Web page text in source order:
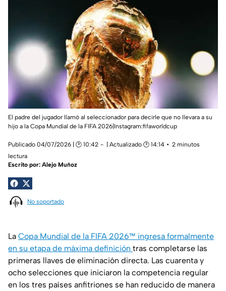
El padre del jugador llamó al seleccionador para decirle que no llevara a su
hijo a la Copa Mundial de la FIFA 2026|Instagram:fifaworldcup
Publicado 04/07/2026 | 🕑 10:42 | Actualizado 🕑 14:14
2 minutos
lectura
Escrito por: Alejo Muñoz
No soportado
La Copa Mundial de la FIFA 2026™ ingresa formalmente
en su etapa de máxima definición tras completarse las
primeras llaves de eliminación directa. Las cuarenta y
ocho selecciones que iniciaron la competencia regular
en los tres países anfitriones se han reducido de manera